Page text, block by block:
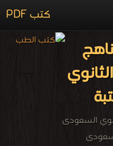
كتب PDF
السعودى